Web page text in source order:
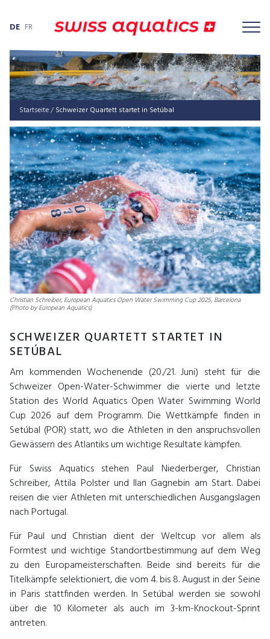
DE FR
Startseite/ Schweizer Quartett startet in Setúbal
Christian Schreiber, European Aquatics Open Water Swimming Cup 2025, Barcelona
(Photo by European Aquatics)
SCHWEIZER QUARTETT STARTET IN
SETÚBAL
Am kommenden Wochenende (20./21. Juni) steht für die
Schweizer Open-Water-Schwimmer die vierte und letzte
Station des World Aquatics Open Water Swimming World
Cup 2026 auf dem Programm. Die Wettkämpfe finden in
Setúbal (POR) statt, wo die Athleten in den anspruchsvollen
Gewässern des Atlantiks um wichtige Resultate kämpfen.
Für Swiss Aquatics stehen Paul Niederberger, Christian
Schreiber, Attila Polster und Ilan Gagnebin am Start. Dabei
reisen die vier Athleten mit unterschiedlichen Ausgangslagen
nach Portugal.
Für Paul und Christian dient der Weltcup vor allem als
Formtest und wichtige Standortbestimmung auf dem Weg
zu den Europameisterschaften. Beide sind bereits für die
Titelkämpfe selektioniert, die vom 4. bis 8. August in der Seine
in Paris stattfinden werden. In Setúbal werden sie sowohl
über die 10 Kilometer als auch im 3-km-Knockout-Sprint
antreten.